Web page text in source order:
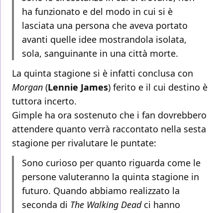
ha funzionato e del modo in cui si è
lasciata una persona che aveva portato
avanti quelle idee mostrandola isolata,
sola, sanguinante in una città morte.
La quinta stagione si è infatti conclusa con
Morgan (Lennie James) ferito e il cui destino è
tuttora incerto.
Gimple ha ora sostenuto che i fan dovrebbero
attendere quanto verrà raccontato nella sesta
stagione per rivalutare le puntate:
Sono curioso per quanto riguarda come le
persone valuteranno la quinta stagione in
futuro. Quando abbiamo realizzato la
seconda di The Walking Deadci hanno